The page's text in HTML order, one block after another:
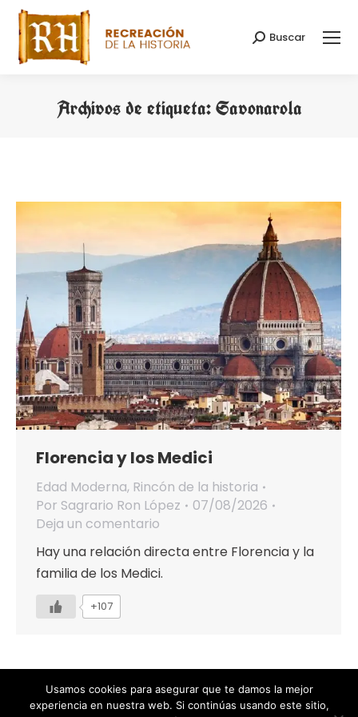
Buscar:
Buscar
Archivos de etiqueta:Savonarola
Florencia y los Medici
Edad Moderna, Rincón de la historia
Por Sagrario Ron López
07/08/2026
Deja un comentario
Hay una relación directa entre Florencia y la
familia de los Medici.
+107
Usamos cookies para asegurar que te damos la mejor
experiencia en nuestra web. Si continúas usando este sitio,